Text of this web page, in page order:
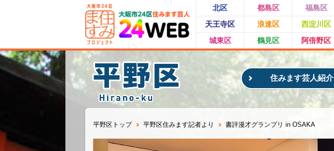
北区 都島区 福島区
天王寺区
浪速区 西淀川区
城東区
鶴見区 阿倍野区
住みます芸人紹介
平野区トップ 平野区住みます記者より 書評漫才グランプリ in OSAKA